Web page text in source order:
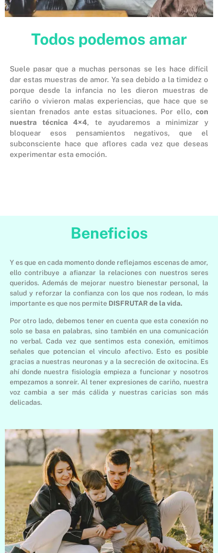
Todos podemos amar
Suele pasar que a muchas personas se les hace difícil
dar estas muestras de amor. Ya sea debido a la timidez o
porque desde la infancia no les dieron muestras de
cariño o vivieron malas experiencias, que hace que se
sientan frenados ante estas situaciones. Por ello, con
nuestra técnica 4×4, te ayudaremos a minimizar y
bloquear esos pensamientos negativos, que el
subconsciente hace que aflores cada vez que deseas
experimentar esta emoción.
Beneficios
Y es que en cada momento donde reflejamos escenas de amor,
ello contribuye a afianzar la relaciones con nuestros seres
queridos. Además de mejorar nuestro bienestar personal, la
salud y reforzar la confianza con los que nos rodean, lo más
importante es que nos permite DISFRUTAR de la vida.
Por otro lado, debemos tener en cuenta que esta conexión no
solo se basa en palabras, sino también en una comunicación
no verbal. Cada vez que sentimos esta conexión, emitimos
señales que potencian el vínculo afectivo. Esto es posible
gracias a nuestras neuronas y a la secreción de oxitocina. Es
ahí donde nuestra fisiología empieza a funcionar y nosotros
empezamos a sonreír. Al tener expresiones de cariño, nuestra
voz cambia a ser más cálida y nuestras caricias son más
delicadas.